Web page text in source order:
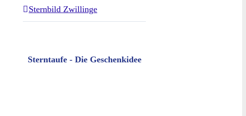
Sternbild Zwillinge
Sterntaufe - Die Geschenkidee